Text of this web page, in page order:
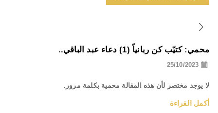
محمي: كتيّب كن ربانياً (1) دعاء عبد الباقي..
لا يوجد مختصر لأن هذه المقالة محمية بكلمة مرور.
أكمل القراءة